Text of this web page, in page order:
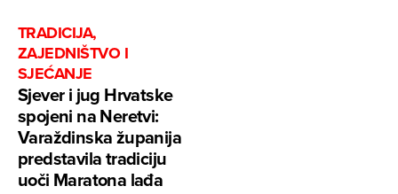
TRADICIJA,
ZAJEDNIŠTVO I
SJEĆANJE
Sjever i jug Hrvatske
spojeni na Neretvi:
Varaždinska županija
predstavila tradiciju
uoči Maratona lađa